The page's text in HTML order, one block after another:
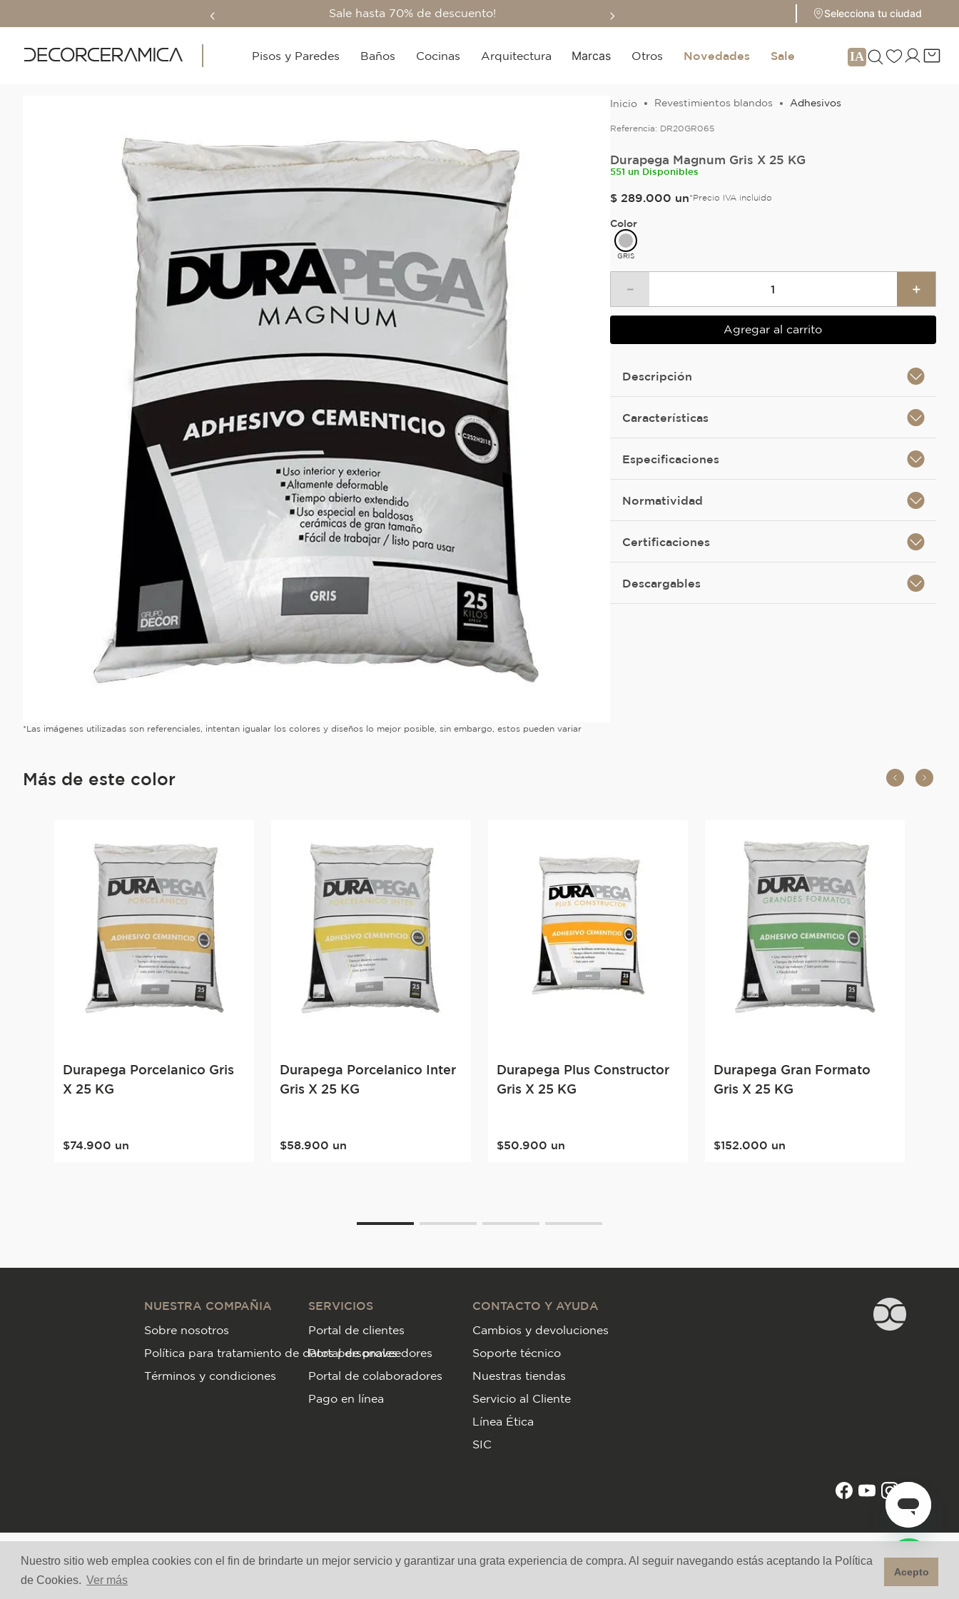
Nuestro sitio web emplea cookies con el fin de brindarte un mejor servicio y garantizar una grata experiencia de compra. Al seguir navegando estás aceptando la Política
de Cookies. Ver más
Acepto
Sale hasta 70% de descuento! Selecciona tu ciudad
Pisos y Paredes Baños Cocinas Arquitectura Marcas Otros Novedades Sale
*Las imágenes utilizadas son referenciales, intentan igualar los colores y diseños lo mejor posible, sin embargo, estos pueden variar
Revestimientos blandos Adhesivos
Referencia: DR20GR065
Durapega Magnum Gris X 25 KG
551 un Disponibles
$ 289.000 un*Precio IVA incluido
Color
GRIS
＋
－
Agregar al carrito
Descripción
Características
Especificaciones
Normatividad
Certificaciones
Descargables
Más de este color
Durapega Porcelanico Gris
X 25 KG
$74 900 un
Durapega Porcelanico Inter
Gris X 25 KG
$58 900 un
Durapega Plus Constructor
Gris X 25 KG
$50 900 un
Durapega Gran Formato
Gris X 25 KG
$152 000 un
NUESTRA COMPAÑIA
Sobre nosotros
Política para tratamiento de datos personales
Términos y condiciones
SERVICIOS
Portal de clientes
Portal de proveedores
Portal de colaboradores
Pago en línea
CONTACTO Y AYUDA
Cambios y devoluciones
Soporte técnico
Nuestras tiendas
Servicio al Cliente
Línea Ética
SIC